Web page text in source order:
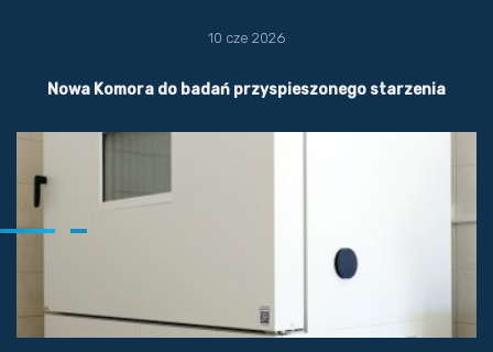
10 cze 2026
Nowa Komora do badań przyspieszonego starzenia